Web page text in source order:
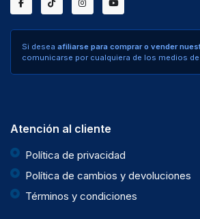
Si desea afiliarse para comprar o vender
comunicarse por cualquiera de los medios
Atención al cliente
Política de privacidad
Política de cambios y devoluciones
Términos y condiciones